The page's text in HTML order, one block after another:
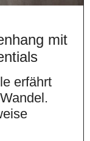
mit
erfährt